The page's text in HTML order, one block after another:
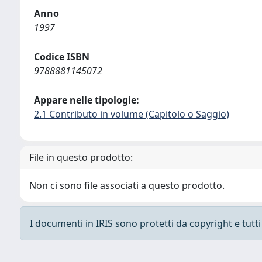
Anno
1997
Codice ISBN
9788881145072
Appare nelle tipologie:
2.1 Contributo in volume (Capitolo o Saggio)
File in questo prodotto:
Non ci sono file associati a questo prodotto.
I documenti in IRIS sono protetti da copyright e